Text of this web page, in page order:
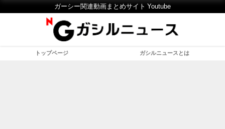
ガーシー関連動画まとめサイト Youtube
トップページ ガシルニュースとは